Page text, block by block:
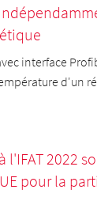
interface
d'un
l'IFAT 2022
pour la